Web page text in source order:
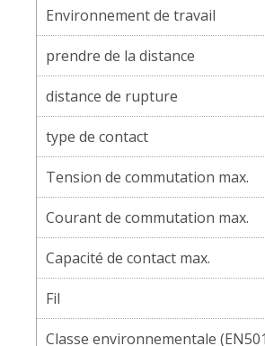
Environnement de travail
prendre de la distance
distance de rupture
type de contact
Tension de commutation max.
Courant de commutation max.
Capacité de contact max.
Fil
Classe environnementale